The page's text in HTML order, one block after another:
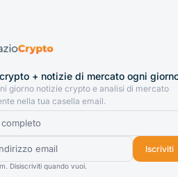
+ notizie di mercato ogni
giorno notizie crypto e analisi di mercato
nella tua casella email.
Iscriviti
Disiscriviti quando vuoi.